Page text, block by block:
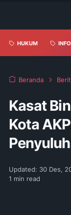
HUKUM INFO
Beranda
Kasat
Kota
Updated: 30 Des,
1 min read